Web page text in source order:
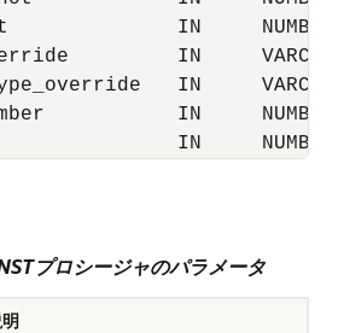
IN
IN
IN
IN
IN
プロシージャのパラメータ